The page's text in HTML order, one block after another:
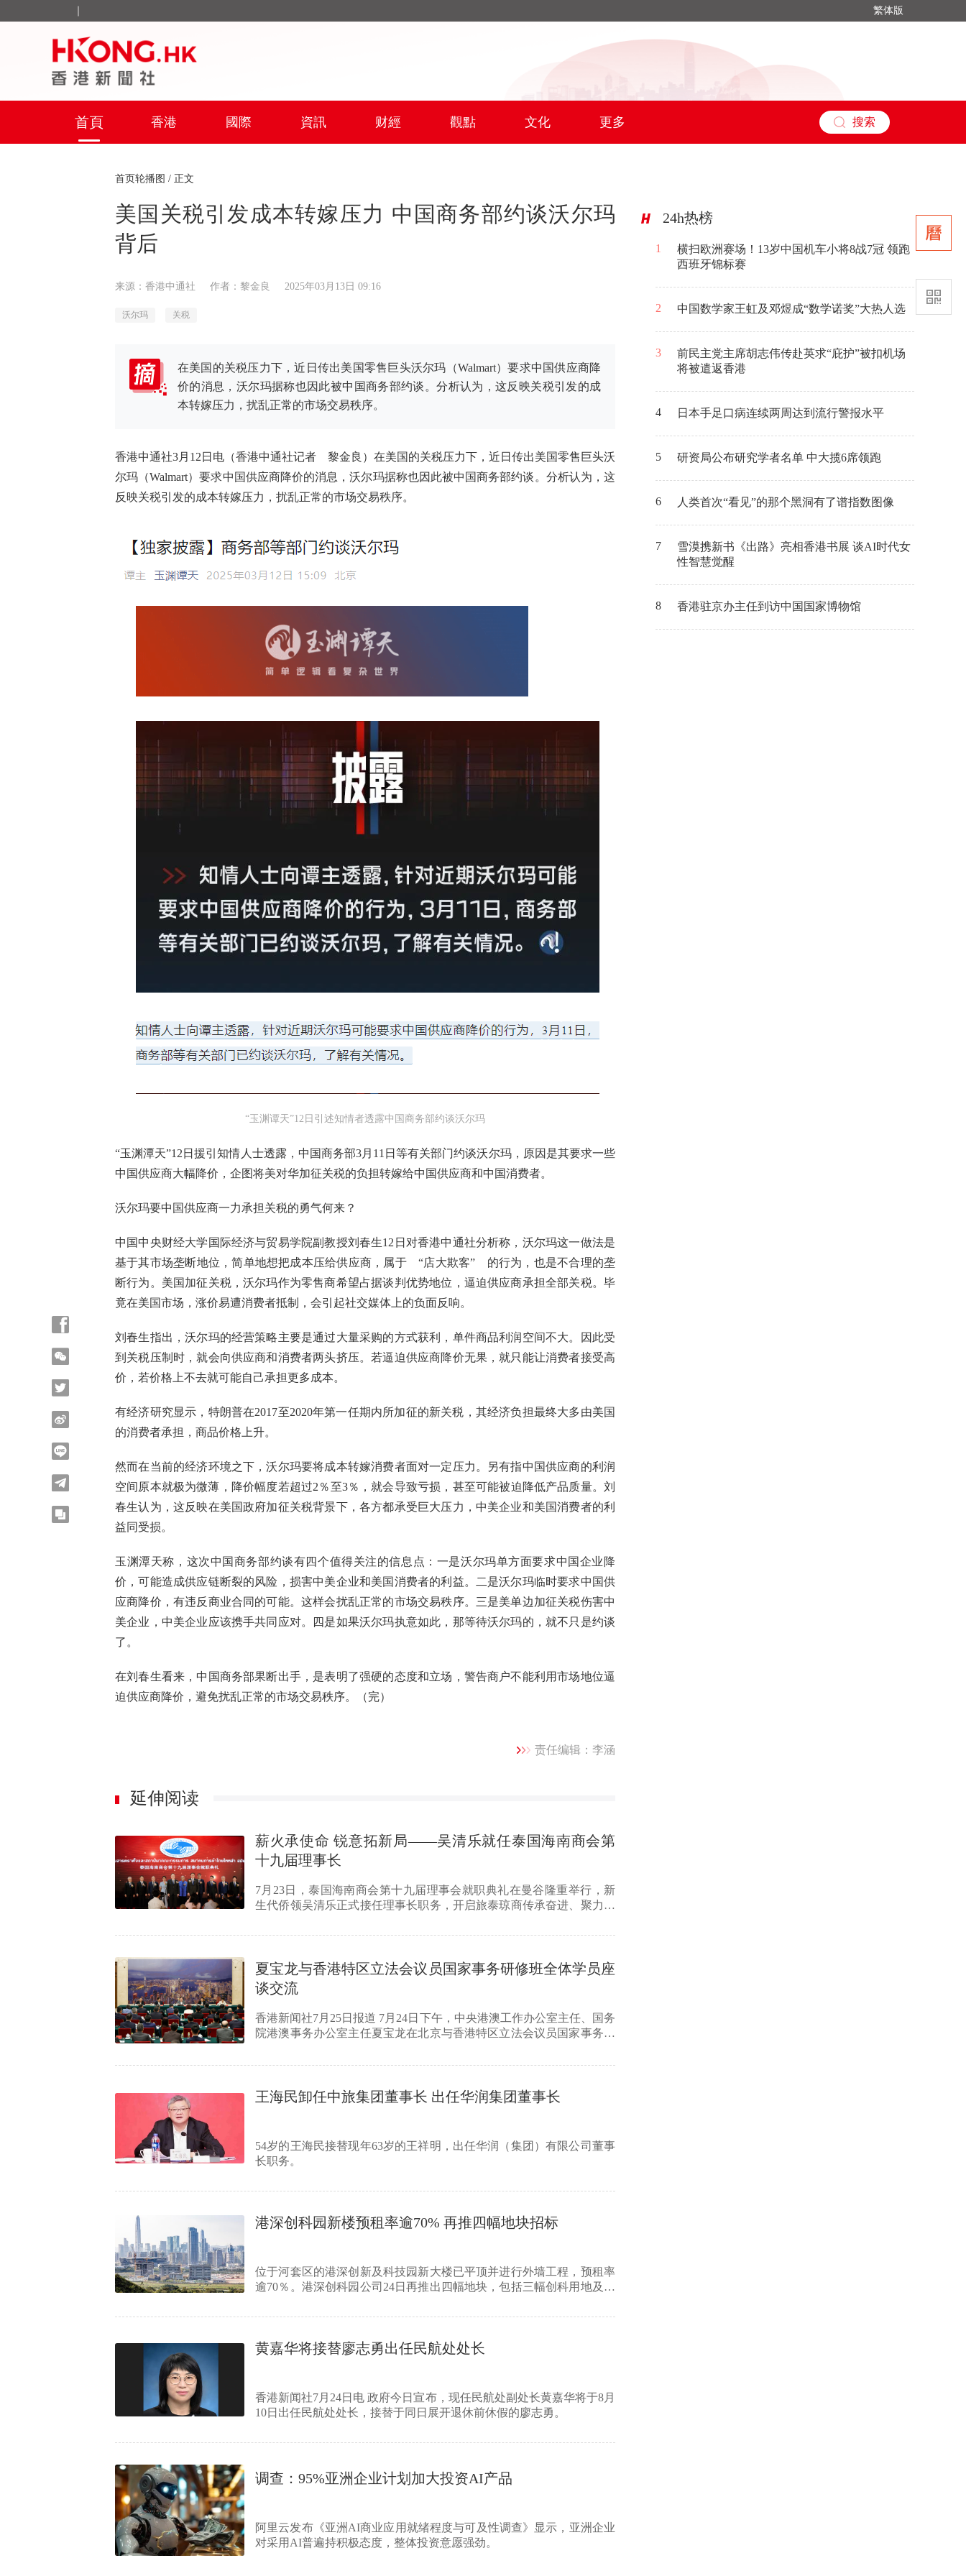
繁体版
首頁 香港 國際 資訊 财經 觀點 文化 更多 搜索
首页轮播图 / 正文
美国关税引发成本转嫁压力 中国商务部约谈沃尔玛
背后
来源：香港中通社 作者：黎金良 2025年03月13日 09:16
沃尔玛 关税
在美国的关税压力下，近日传出美国零售巨头沃尔玛（Walmart）要求中国供应商降
价的消息，沃尔玛据称也因此被中国商务部约谈。分析认为，这反映关税引发的成
本转嫁压力，扰乱正常的市场交易秩序。
香港中通社3月12日电（香港中通社记者 黎金良）在美国的关税压力下，近日传出美国零售巨头沃
尔玛（Walmart）要求中国供应商降价的消息，沃尔玛据称也因此被中国商务部约谈。分析认为，这
反映关税引发的成本转嫁压力，扰乱正常的市场交易秩序。
“玉渊谭天”12日引述知情者透露中国商务部约谈沃尔玛
“玉渊潭天”12日援引知情人士透露，中国商务部3月11日等有关部门约谈沃尔玛，原因是其要求一些
中国供应商大幅降价，企图将美对华加征关税的负担转嫁给中国供应商和中国消费者。
沃尔玛要中国供应商一力承担关税的勇气何来？
中国中央财经大学国际经济与贸易学院副教授刘春生12日对香港中通社分析称，沃尔玛这一做法是
基于其市场垄断地位，简单地想把成本压给供应商，属于 “店大欺客” 的行为，也是不合理的垄
断行为。美国加征关税，沃尔玛作为零售商希望占据谈判优势地位，逼迫供应商承担全部关税。毕
竟在美国市场，涨价易遭消费者抵制，会引起社交媒体上的负面反响。
刘春生指出，沃尔玛的经营策略主要是通过大量采购的方式获利，单件商品利润空间不大。因此受
到关税压制时，就会向供应商和消费者两头挤压。若逼迫供应商降价无果，就只能让消费者接受高
价，若价格上不去就可能自己承担更多成本。
有经济研究显示，特朗普在2017至2020年第一任期内所加征的新关税，其经济负担最终大多由美国
的消费者承担，商品价格上升。
然而在当前的经济环境之下，沃尔玛要将成本转嫁消费者面对一定压力。另有指中国供应商的利润
空间原本就极为微薄，降价幅度若超过2％至3％，就会导致亏损，甚至可能被迫降低产品质量。刘
春生认为，这反映在美国政府加征关税背景下，各方都承受巨大压力，中美企业和美国消费者的利
益同受损。
玉渊潭天称，这次中国商务部约谈有四个值得关注的信息点：一是沃尔玛单方面要求中国企业降
价，可能造成供应链断裂的风险，损害中美企业和美国消费者的利益。二是沃尔玛临时要求中国供
应商降价，有违反商业合同的可能。这样会扰乱正常的市场交易秩序。三是美单边加征关税伤害中
美企业，中美企业应该携手共同应对。四是如果沃尔玛执意如此，那等待沃尔玛的，就不只是约谈
了。
在刘春生看来，中国商务部果断出手，是表明了强硬的态度和立场，警告商户不能利用市场地位逼
迫供应商降价，避免扰乱正常的市场交易秩序。（完）
责任编辑：李涵
延伸阅读
薪火承使命 锐意拓新局——吴清乐就任泰国海南商会第
十九届理事长
7月23日，泰国海南商会第十九届理事会就职典礼在曼谷隆重举行，新
生代侨领吴清乐正式接任理事长职务，开启旅泰琼商传承奋进、聚力赋
夏宝龙与香港特区立法会议员国家事务研修班全体学员座
谈交流
香港新闻社7月25日报道 7月24日下午，中央港澳工作办公室主任、国务
院港澳事务办公室主任夏宝龙在北京与香港特区立法会议员国家事务研
王海民卸任中旅集团董事长 出任华润集团董事长
54岁的王海民接替现年63岁的王祥明，出任华润（集团）有限公司董事
长职务。
港深创科园新楼预租率逾70% 再推四幅地块招标
位于河套区的港深创新及科技园新大楼已平顶并进行外墙工程，预租率
逾70％。港深创科园公司24日再推出四幅地块，包括三幅创科用地及一
黄嘉华将接替廖志勇出任民航处处长
香港新闻社7月24日电 政府今日宣布，现任民航处副处长黄嘉华将于8月
10日出任民航处处长，接替于同日展开退休前休假的廖志勇。
调查：95%亚洲企业计划加大投资AI产品
阿里云发布《亚洲AI商业应用就绪程度与可及性调查》显示，亚洲企业
对采用AI普遍持积极态度，整体投资意愿强劲。
24h热榜
1
横扫欧洲赛场！13岁中国机车小将8战7冠 领跑
西班牙锦标赛
2 中国数学家王虹及邓煜成“数学诺奖”大热人选
3
前民主党主席胡志伟传赴英求“庇护”被扣机场
将被遣返香港
4 日本手足口病连续两周达到流行警报水平
5 研资局公布研究学者名单 中大揽6席领跑
6 人类首次“看见”的那个黑洞有了谱指数图像
7
雪漠携新书《出路》亮相香港书展 谈AI时代女
性智慧觉醒
8 香港驻京办主任到访中国国家博物馆